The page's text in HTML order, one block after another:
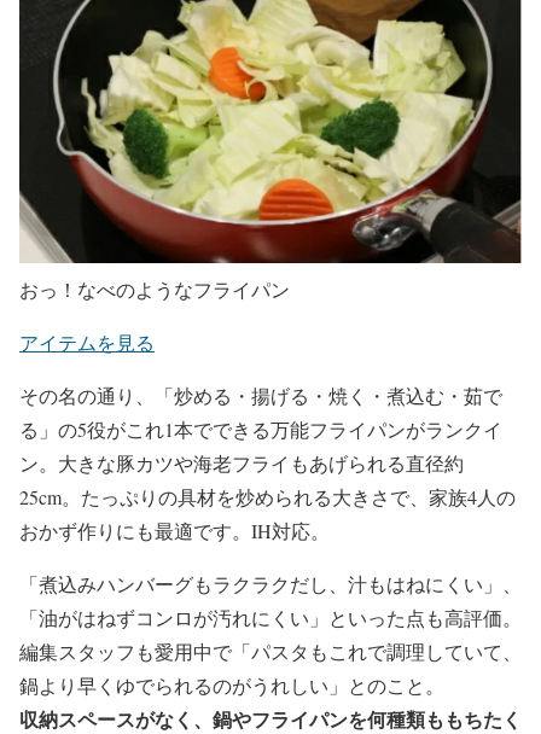
おっ！なべのようなフライパン
アイテムを見る
その名の通り、「炒める・揚げる・焼く・煮込む・茹で
る」の5役がこれ1本でできる万能フライパンがランクイ
ン。大きな豚カツや海老フライもあげられる直径約
25cm。たっぷりの具材を炒められる大きさで、家族4人の
おかず作りにも最適です。IH対応。
「煮込みハンバーグもラクラクだし、汁もはねにくい」、
「油がはねずコンロが汚れにくい」といった点も高評価。
編集スタッフも愛用中で「パスタもこれで調理していて、
鍋より早くゆでられるのがうれしい」とのこと。
収納スペースがなく、鍋やフライパンを何種類ももちたく